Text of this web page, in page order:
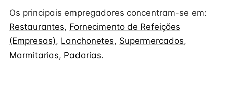
Os principais empregadores concentram-se em:
Restaurantes, Fornecimento de Refeições
(Empresas), Lanchonetes, Supermercados,
Marmitarias, Padarias.